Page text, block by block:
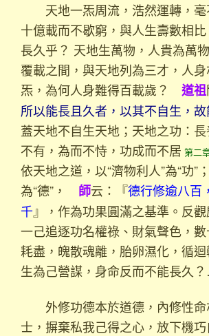
天地一炁周流，浩然運轉，毫
十億載而不歇窮，與人生壽數相
長久乎？ 天地生萬物，人貴為萬
覆載之間，與天地列為三才，人
炁，為何人身難得百載歲？ 道祖
所以能長且久者，以其不自生，故
蓋天地不自生天地；天地之功：
不有，為而不恃，功成而不居 第二
依天地之道，以“濟物利人”為“功”
為“德”， 師云：『德行修逾八百
千』，作為功果圓滿之基準。反
一己追逐功名權祿、財氣聲色，
耗盡，魄散魂離，胎卵濕化，循
生為己營謀，身命反而不能長久
外修功德本於道德，內修性命
士，摒棄私我己得之心，放下機